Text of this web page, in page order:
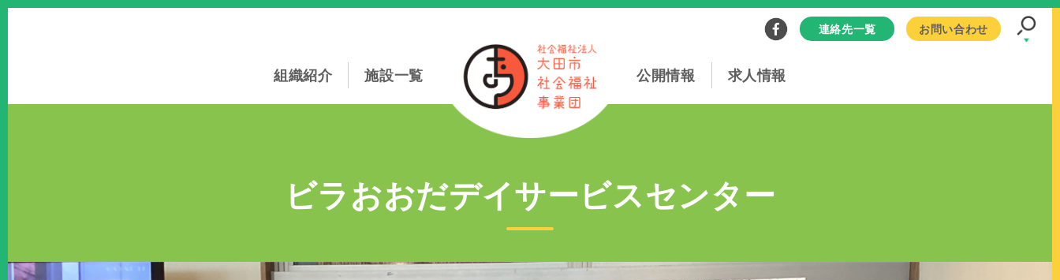
このページの本文へ
連絡先一覧 お問い合わせ
組織紹介 施設一覧 公開情報 求人情報
ビラおおだデイサービスセンター